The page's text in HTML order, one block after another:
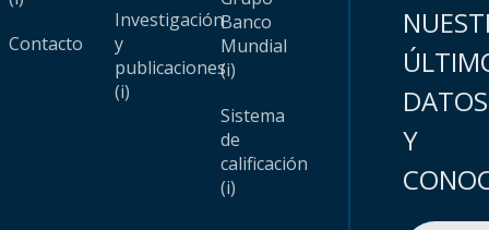
Contacto
Investigación
y
publicaciones
(i)
Banco
Mundial
(i)
Sistema
de
calificación
(i)
DATOS
Y